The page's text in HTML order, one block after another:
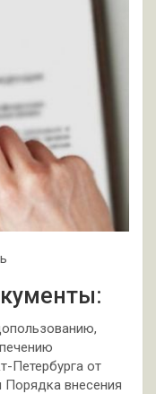
Петербурга от
внесения